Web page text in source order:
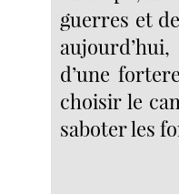
guerres et
d’une
choisir le
saboter les